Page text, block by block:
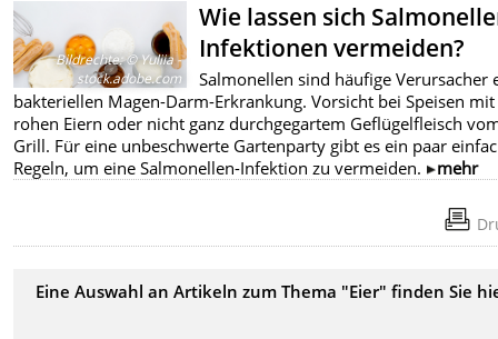
Bildrechte:© Yuliia -
stock.adobe.com
Wie lassen sich
Infektionen vermeiden?
Salmonellen sind häufige Verursacher
bakteriellen Magen-Darm-Erkrankung. Vorsicht bei Speisen mit
rohen Eiern oder nicht ganz durchgegartem Geflügelfleisch
Grill. Für eine unbeschwerte Gartenparty gibt es ein paar
Regeln, um eine Salmonellen-Infektion zu vermeiden.
mehr
Eine Auswahl an Artikeln zum Thema "Eier" finden Sie